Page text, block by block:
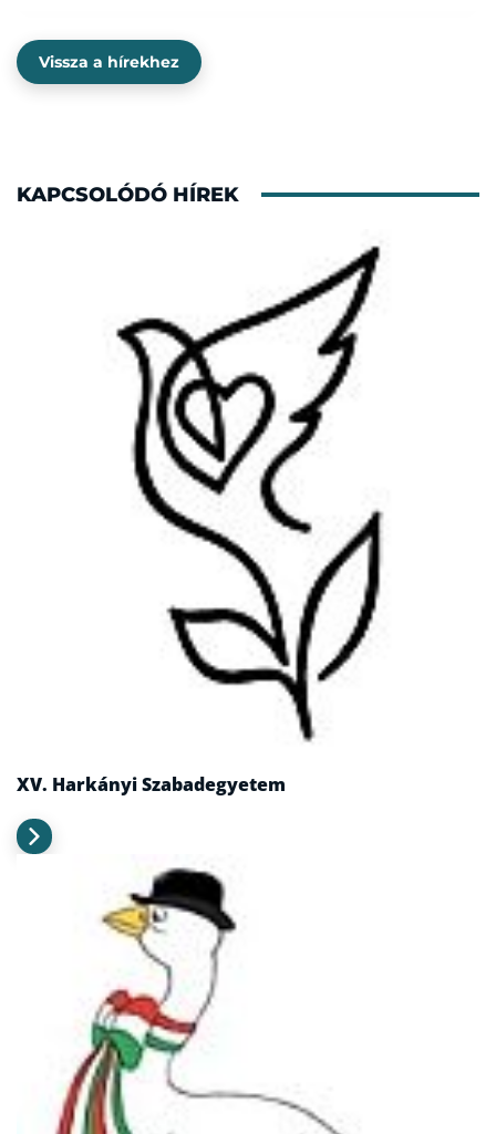
Vissza a hírekhez
KAPCSOLÓDÓ HÍREK
XV. Harkányi Szabadegyetem